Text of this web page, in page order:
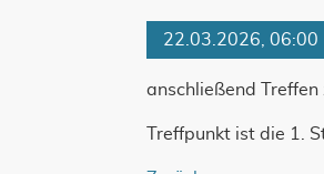
22.03.2026, 06:00
anschließend Treffen
Treffpunkt ist die 1.